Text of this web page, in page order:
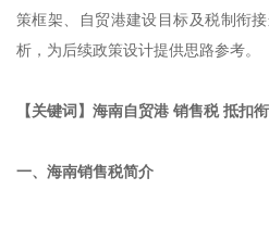
策框架、自贸港建设目标及税制衔
析，为后续政策设计提供思路参考。
【关键词】海南自贸港 销售税 抵扣
一、海南销售税简介